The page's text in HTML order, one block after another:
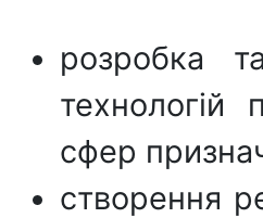
розробка
технологій
сфер
створення